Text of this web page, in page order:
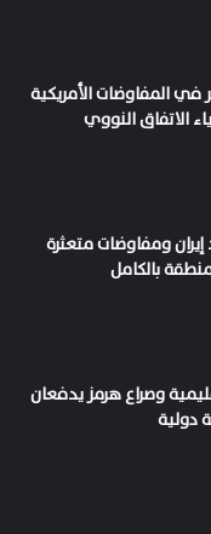
المفاوضات الأمريكية
الاتفاق النووي
ومفاوضات متعثرة
بالكامل
وصراع هرمز يدفعان
دولية